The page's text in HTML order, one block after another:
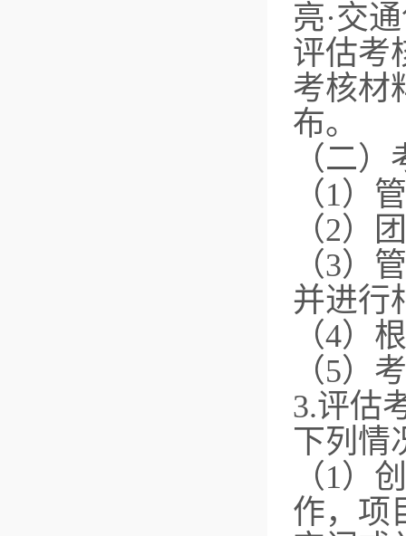
亮·交
评估考
考核材
布。
（二
（1）
（2）
（3）
并进行
（4）
（5）
3.评估
下列情
（1）
作，项